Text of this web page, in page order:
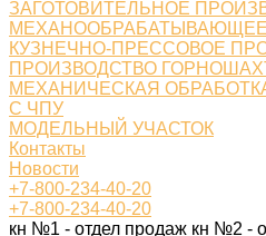
ЗАГОТОВИТЕЛЬНОЕ
КУЗНЕЧНО-ПРЕССОВОЕ
ПРОИЗВОДСТВО
МЕХАНИЧЕСКАЯ
С ЧПУ
МОДЕЛЬНЫЙ УЧАСТОК
Контакты
Новости
+7-800-234-40-20
+7-800-234-40-20
кн №1 - отдел продаж кн №2 -